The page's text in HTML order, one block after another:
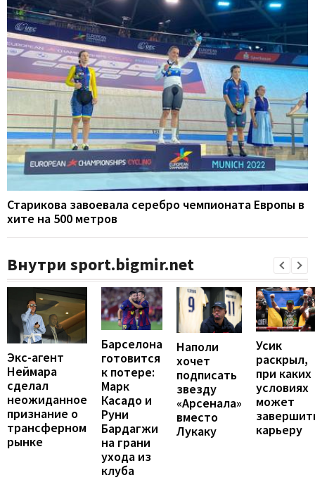
Старикова завоевала серебро чемпионата Европы в
хите на 500 метров
Внутри sport.bigmir.net
Экс-агент
Неймара
сделал
неожиданное
признание о
трансферном
рынке
Барселона
готовится
к потере:
Марк
Касадо и
Руни
Бардагжи
на грани
ухода из
клуба
Наполи
хочет
подписать
звезду
«Арсенала»
вместо
Лукаку
Усик
раскрыл,
при каких
условиях
может
карьеру